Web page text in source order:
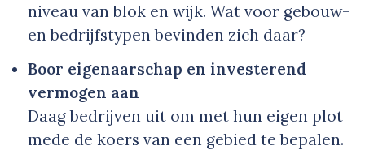
niveau van blok en wijk. Wat voor gebouw-
en bedrijfstypen bevinden zich daar?
Boor eigenaarschap en investerend
vermogen aan
Daag bedrijven uit om met hun eigen plot
mede de koers van een gebied te bepalen.